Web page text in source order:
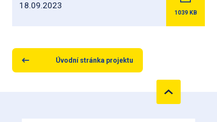
18.09.2023
1039 KB
Úvodní stránka projektu